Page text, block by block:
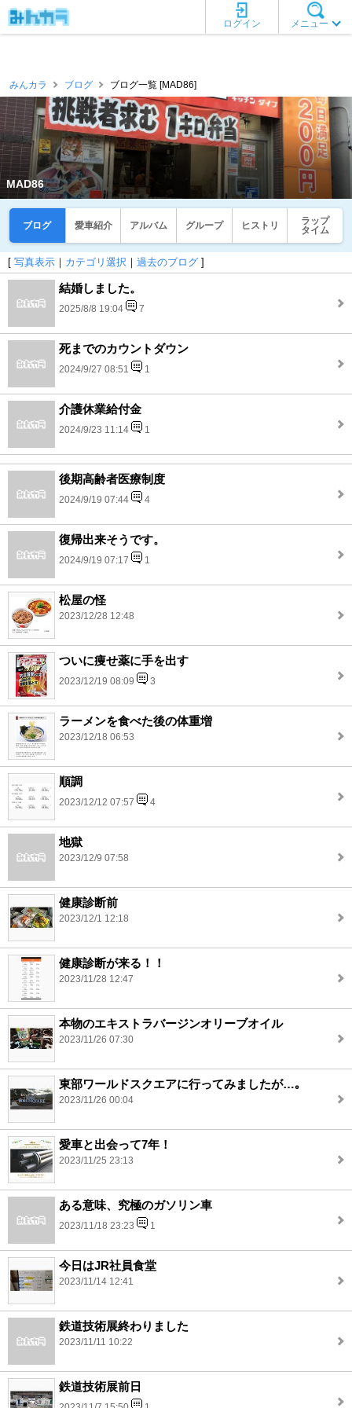
メニュー
ログイン
みんカラ ブログ ブログ一覧 [MAD86]
MAD86
ブログ 愛車紹介 アルバム グループ ヒストリ
ラップ
タイム
[ 写真表示 ｜ カテゴリ選択 ｜ 過去のブログ ]
結婚しました。
2025/8/8 19:04 7
死までのカウントダウン
2024/9/27 08:51 1
介護休業給付金
2024/9/23 11:14 1
後期高齢者医療制度
2024/9/19 07:44 4
復帰出来そうです。
2024/9/19 07:17 1
松屋の怪
2023/12/28 12:48
ついに痩せ薬に手を出す
2023/12/19 08:09 3
ラーメンを食べた後の体重増
2023/12/18 06:53
順調
2023/12/12 07:57 4
地獄
2023/12/9 07:58
健康診断前
2023/12/1 12:18
健康診断が来る！！
2023/11/28 12:47
本物のエキストラバージンオリーブオイル
2023/11/26 07:30
東部ワールドスクエアに行ってみましたが…｡
2023/11/26 00:04
愛車と出会って7年！
2023/11/25 23:13
ある意味、究極のガソリン車
2023/11/18 23:23 1
今日はJR社員食堂
2023/11/14 12:41
鉄道技術展終わりました
2023/11/11 10:22
鉄道技術展前日